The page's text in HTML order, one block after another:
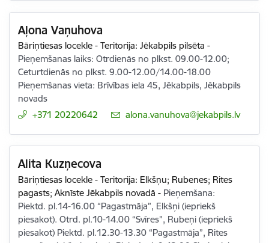
Aļona Vaņuhova
Bāriņtiesas locekle - Teritorija: Jēkabpils pilsēta -
Pieņemšanas laiks: Otrdienās no plkst. 09.00-12.00;
Ceturtdienās no plkst. 9.00-12.00/14.00-18.00
Pieņemšanas vieta: Brīvības iela 45, Jēkabpils, Jēkabpils
novads
+371 20220642
E-pasts:
alona.vanuhova@jekabpils.lv
Alita Kuzņecova
Bāriņtiesas locekle - Teritorija: Elkšņu; Rubenes; Rites
pagasts; Aknīste Jēkabpils novadā - Pieņemšana:
Piektd. pl.14-16.00 “Pagastmāja”, Elkšņi (iepriekš
piesakot). Otrd. pl.10-14.00 “Svīres”, Rubeņi (iepriekš
piesakot) Piektd. pl.12.30-13.30 “Pagastmāja”, Rites